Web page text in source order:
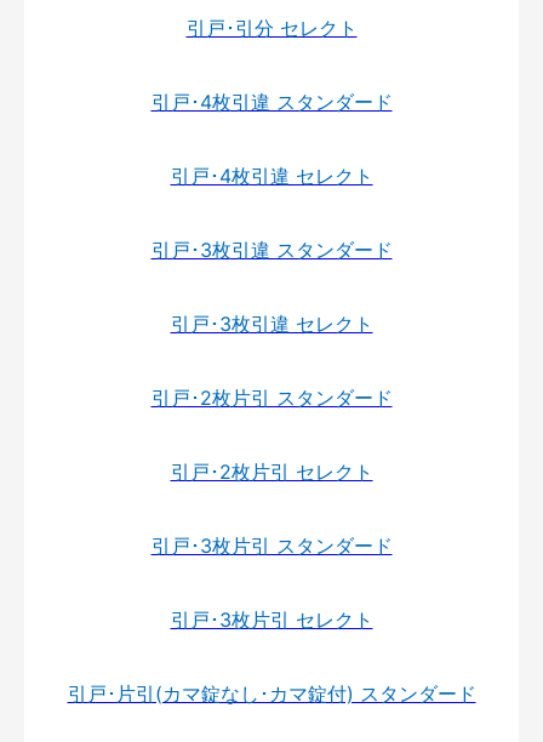
引戸･引分 セレクト
引戸･4枚引違 スタンダード
引戸･4枚引違 セレクト
引戸･3枚引違 スタンダード
引戸･3枚引違 セレクト
引戸･2枚片引 スタンダード
引戸･2枚片引 セレクト
引戸･3枚片引 スタンダード
引戸･3枚片引 セレクト
引戸･片引(カマ錠なし･カマ錠付) スタンダード